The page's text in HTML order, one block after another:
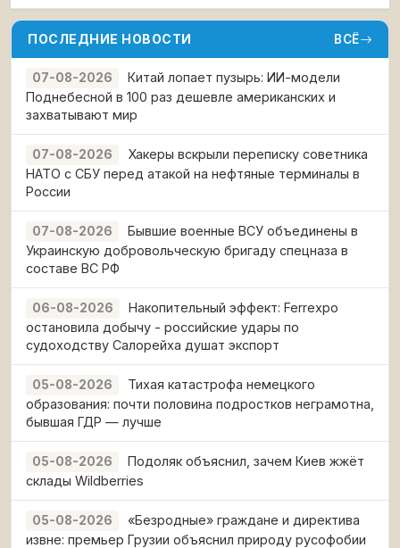
ПОСЛЕДНИЕ НОВОСТИ ВСЁ
07-08-2026
Китай лопает пузырь: ИИ-модели
Поднебесной в 100 раз дешевле американских и
захватывают мир
07-08-2026
Хакеры вскрыли переписку советника
НАТО с СБУ перед атакой на нефтяные терминалы в
России
07-08-2026
Бывшие военные ВСУ объединены в
Украинскую добровольческую бригаду спецназа в
составе ВС РФ
06-08-2026
Накопительный эффект: Ferrexpo
остановила добычу - российские удары по
судоходству Салорейха душат экспорт
05-08-2026
Тихая катастрофа немецкого
образования: почти половина подростков неграмотна,
бывшая ГДР — лучше
05-08-2026
Подоляк объяснил, зачем Киев жжёт
склады Wildberries
05-08-2026
«Безродные» граждане и директива
извне: премьер Грузии объяснил природу русофобии